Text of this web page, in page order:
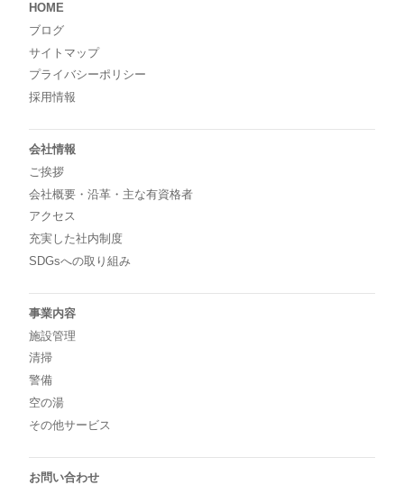
HOME
ブログ
サイトマップ
プライバシーポリシー
採用情報
会社情報
ご挨拶
会社概要・沿革・主な有資格者
アクセス
充実した社内制度
SDGsへの取り組み
事業内容
施設管理
清掃
警備
空の湯
その他サービス
お問い合わせ